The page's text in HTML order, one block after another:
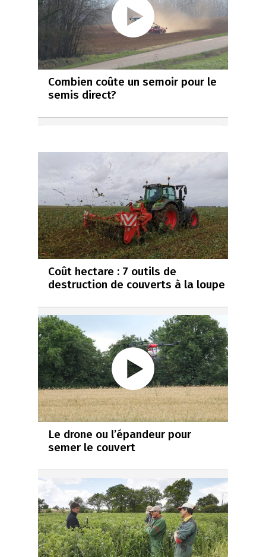
Combien coûte un semoir pour le
semis direct?
Coût hectare : 7 outils de
destruction de couverts à la loupe
Le drone ou l’épandeur pour
semer le couvert